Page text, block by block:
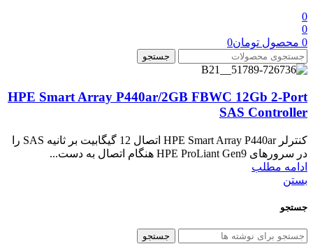
0
0
0 محصول تومان0
جستجو
HPE Smart Array P440ar/2GB FBWC 12Gb 2-Port
SAS Controller
کنترلر HPE Smart Array P440ar اتصال 12 گیگابیت بر ثانیه SAS را
در سرورهای HPE ProLiant Gen9 هنگام اتصال به دست...
ادامه مطلب
بستن
جستجو
جستجو